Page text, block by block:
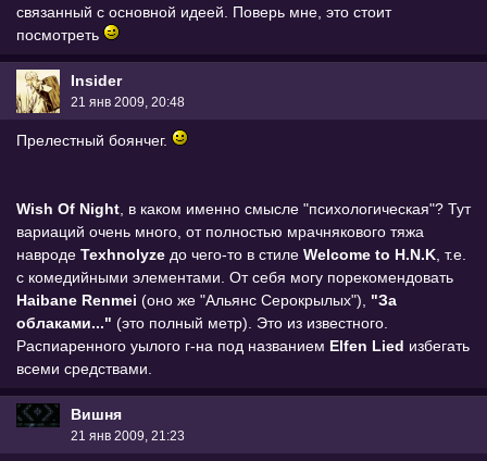
связанный с основной идеей. Поверь мне, это стоит
посмотреть
Insider
21 янв 2009, 20:48
Прелестный боянчег.
Wish Of Night, в каком именно смысле "психологическая"? Тут
вариаций очень много, от полностью мрачнякового тяжа
навроде Texhnolyze до чего-то в стиле Welcome to H.N.K, т.е.
с комедийными элементами. От себя могу порекомендовать
Haibane Renmei (оно же "Альянс Серокрылых"), "За
облаками..." (это полный метр). Это из известного.
Распиаренного уылого г-на под названием Elfen Lied избегать
всеми средствами.
Вишня
21 янв 2009, 21:23